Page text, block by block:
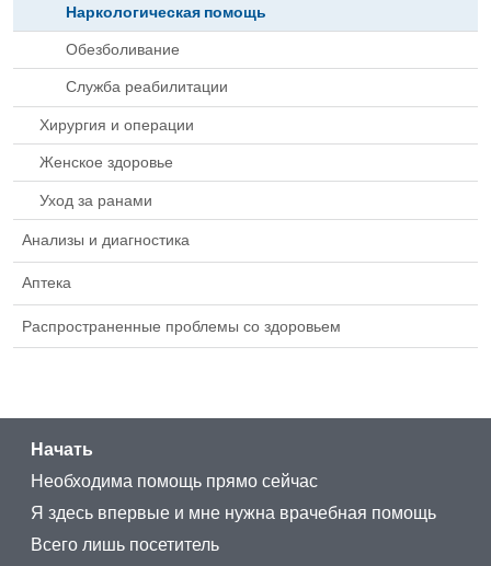
Наркологическая помощь
Обезболивание
Служба реабилитации
Хирургия и операции
Женское здоровье
Уход за ранами
Анализы и диагностика
Аптека
Распространенные проблемы со здоровьем
Начать
Необходима помощь прямо сейчас
Я здесь впервые и мне нужна врачебная помощь
Всего лишь посетитель